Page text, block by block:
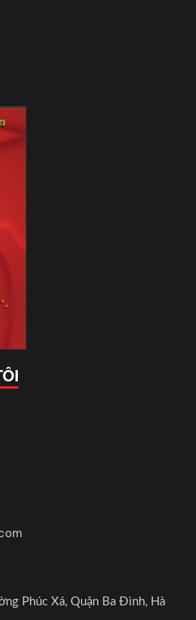
Phúc Xá, Quận Ba Đình, Hà